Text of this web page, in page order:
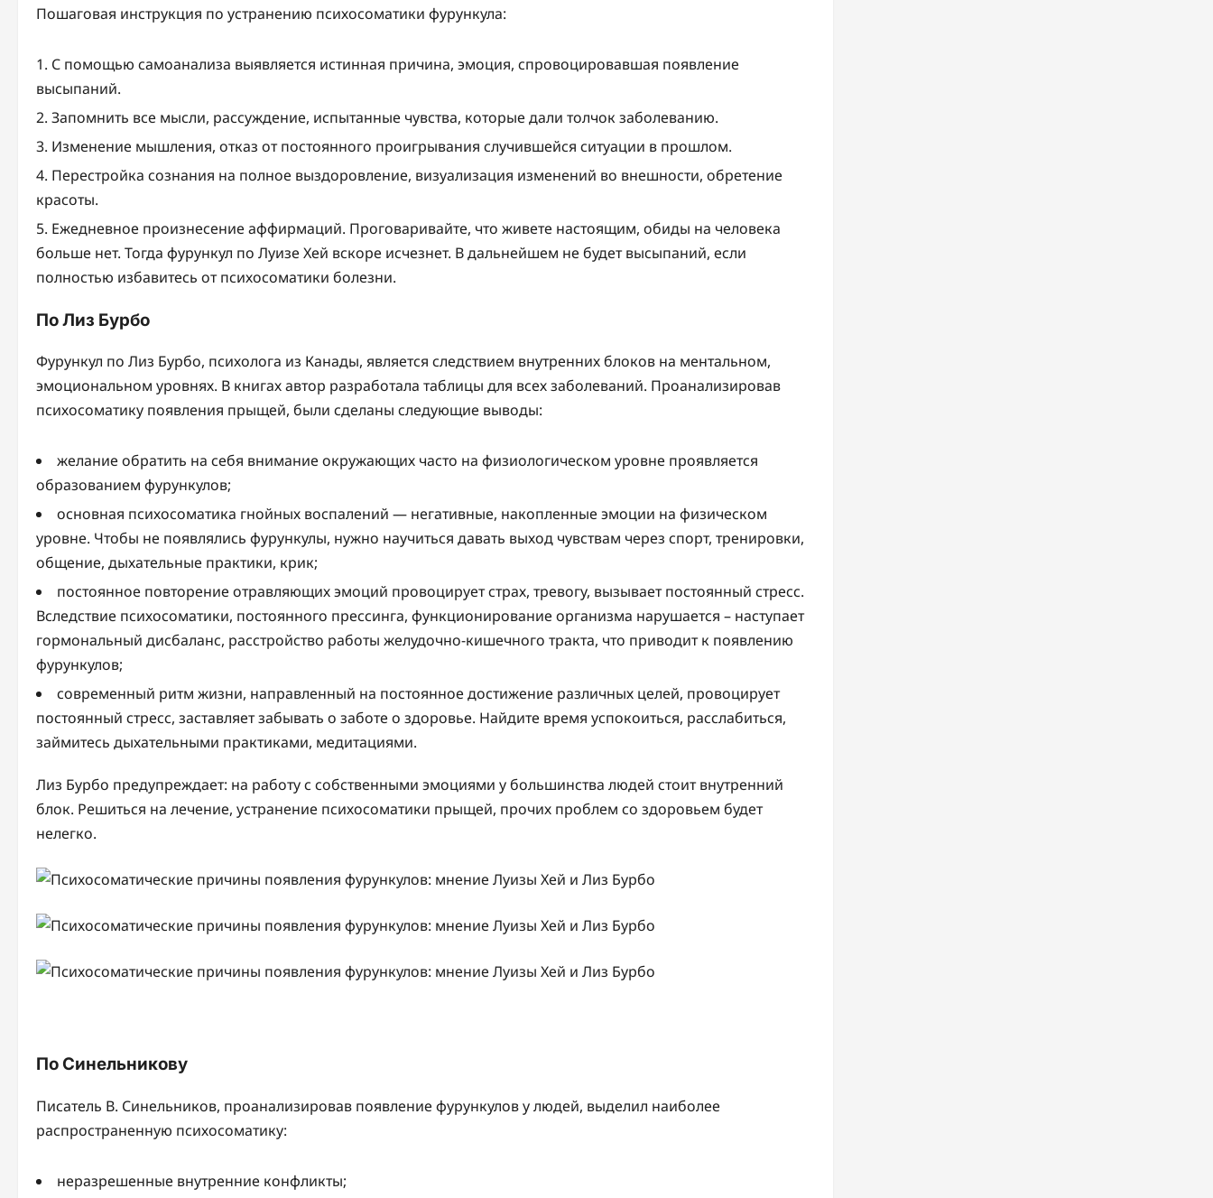
Пошаговая инструкция по устранению психосоматики фурункула:
С помощью самоанализа выявляется истинная причина, эмоция, спровоцировавшая появление
высыпаний.
Запомнить все мысли, рассуждение, испытанные чувства, которые дали толчок заболеванию.
Изменение мышления, отказ от постоянного проигрывания случившейся ситуации в прошлом.
Перестройка сознания на полное выздоровление, визуализация изменений во внешности, обретение
красоты.
Ежедневное произнесение аффирмаций. Проговаривайте, что живете настоящим, обиды на человека
больше нет. Тогда фурункул по Луизе Хей вскоре исчезнет. В дальнейшем не будет высыпаний, если
полностью избавитесь от психосоматики болезни.
По Лиз Бурбо
Фурункул по Лиз Бурбо, психолога из Канады, является следствием внутренних блоков на ментальном,
эмоциональном уровнях. В книгах автор разработала таблицы для всех заболеваний. Проанализировав
психосоматику появления прыщей, были сделаны следующие выводы:
желание обратить на себя внимание окружающих часто на физиологическом уровне проявляется
образованием фурункулов;
основная психосоматика гнойных воспалений — негативные, накопленные эмоции на физическом
уровне. Чтобы не появлялись фурункулы, нужно научиться давать выход чувствам через спорт, тренировки,
общение, дыхательные практики, крик;
постоянное повторение отравляющих эмоций провоцирует страх, тревогу, вызывает постоянный стресс.
Вследствие психосоматики, постоянного прессинга, функционирование организма нарушается – наступает
гормональный дисбаланс, расстройство работы желудочно-кишечного тракта, что приводит к появлению
фурункулов;
современный ритм жизни, направленный на постоянное достижение различных целей, провоцирует
постоянный стресс, заставляет забывать о заботе о здоровье. Найдите время успокоиться, расслабиться,
займитесь дыхательными практиками, медитациями.
Лиз Бурбо предупреждает: на работу с собственными эмоциями у большинства людей стоит внутренний
блок. Решиться на лечение, устранение психосоматики прыщей, прочих проблем со здоровьем будет
нелегко.
По Синельникову
Писатель В. Синельников, проанализировав появление фурункулов у людей, выделил наиболее
распространенную психосоматику:
неразрешенные внутренние конфликты;